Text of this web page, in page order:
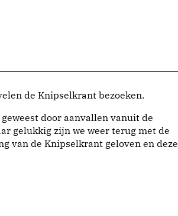
de Knipselkrant bezoeken.
door aanvallen vanuit de
gelukkig zijn we weer terug met de
van de Knipselkrant geloven en deze